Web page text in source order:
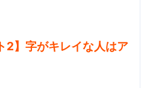
2】字がキレイな人はア